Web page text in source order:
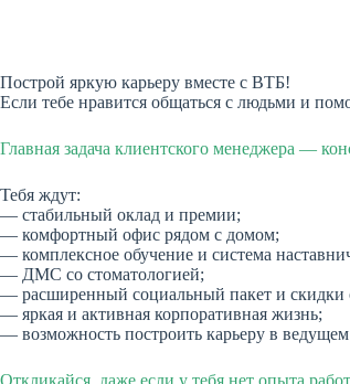
Построй яркую карьеру вместе с ВТБ!
Если тебе нравится общаться с людьми и
Главная задача клиентского менеджера —
Тебя ждут:
— стабильный оклад и премии;
— комфортный офис рядом с домом;
— комплексное обучение и система
— ДМС со стоматологией;
— расширенный социальный пакет и скидки
— яркая и активная корпоративная жизнь;
— возможность построить карьеру в